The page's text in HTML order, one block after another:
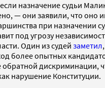
назначение судьи
— они заявили, что оно
при назначении
под угрозу
Один из судей заметил
более опытных
обратной дискриминации,
нарушение Конституции.